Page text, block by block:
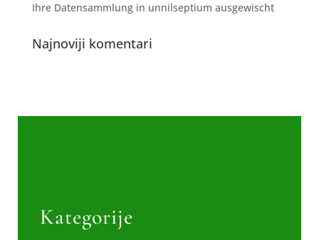
Ihre Datensammlung in unnilseptium ausgewischt
Najnoviji komentari
Kategorije